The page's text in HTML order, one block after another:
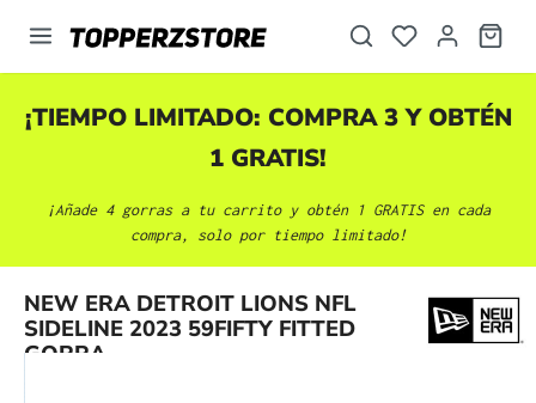
principal
¡TIEMPO LIMITADO: COMPRA 3 Y OBTÉN
1 GRATIS!
¡Añade 4 gorras a tu carrito y obtén 1 GRATIS en cada
compra, solo por tiempo limitado!
NEW ERA DETROIT LIONS NFL
SIDELINE 2023 59FIFTY FITTED
GORRA
Omitir galería de imágenes